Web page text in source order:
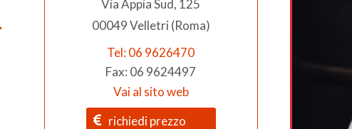
Via Appia Sud, 125
00049 Velletri (Roma)
Tel: 06 9626470
Fax: 06 9624497
Vai al sito web
richiedi prezzo